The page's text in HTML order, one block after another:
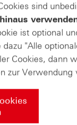
Produkte auf
Tag. Die
sind
ist optional
"Alle
Cookies, dann
zur Verwendung